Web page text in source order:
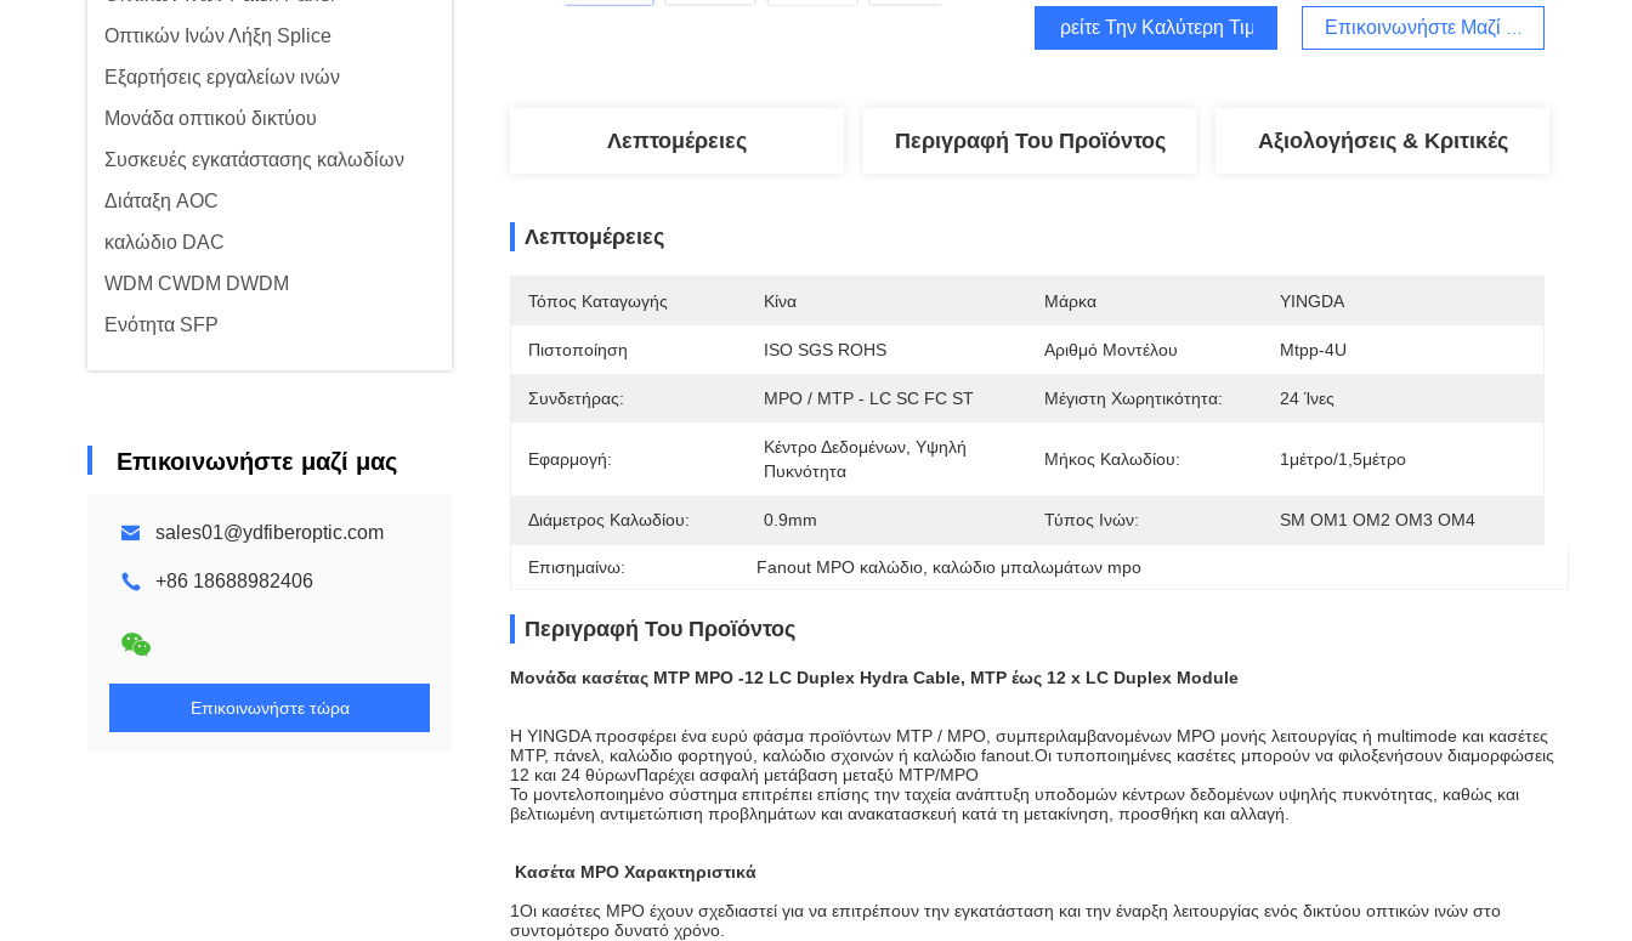
Οπτικών Ινών Λήξη Splice
Εξαρτήσεις εργαλείων ινών
Μονάδα οπτικού δικτύου
Συσκευές εγκατάστασης καλωδίων
Διάταξη AOC
καλώδιο DAC
WDM CWDM DWDM
Ενότητα SFP
Επικοινωνήστε μαζί μας
sales01@ydfiberoptic.com
+86 18688982406
Επικοινωνήστε τώρα
Βρείτε Την Καλύτερη Τιμή Επικοινωνήστε Μαζί Μας
Λεπτομέρειες Περιγραφή Του Προϊόντος Αξιολογήσεις & Κριτικές
Λεπτομέρειες
Τόπος Καταγωγής Κίνα Μάρκα YINGDA
Πιστοποίηση ISO SGS ROHS Αριθμό Μοντέλου Mtpp-4U
Συνδετήρας: MPO / MTP - LC SC FC ST Μέγιστη Χωρητικότητα: 24 Ίνες
Εφαρμογή:
Κέντρο Δεδομένων, Υψηλή
Πυκνότητα
Μήκος Καλωδίου: 1μέτρο/1,5μέτρο
Διάμετρος Καλωδίου: 0.9mm Τύπος Ινών: SM OM1 OM2 OM3 OM4
Επισημαίνω: Fanout MPO καλώδιο καλώδιο μπαλωμάτων mpo
Περιγραφή Του Προϊόντος
Μονάδα κασέτας MTP MPO -12 LC Duplex Hydra Cable, MTP έως 12 x LC Duplex Module
Η YINGDA προσφέρει ένα ευρύ φάσμα προϊόντων MTP / MPO, συμπεριλαμβανομένων MPO μονής λειτουργίας ή multimode και κασέτες
MTP, πάνελ, καλώδιο φορτηγού, καλώδιο σχοινών ή καλώδιο fanout.Οι τυποποιημένες κασέτες μπορούν να φιλοξενήσουν διαμορφώσεις
12 και 24 θύρωνΠαρέχει ασφαλή μετάβαση μεταξύ MTP/MPO
Το μοντελοποιημένο σύστημα επιτρέπει επίσης την ταχεία ανάπτυξη υποδομών κέντρων δεδομένων υψηλής πυκνότητας, καθώς και
βελτιωμένη αντιμετώπιση προβλημάτων και ανακατασκευή κατά τη μετακίνηση, προσθήκη και αλλαγή.
Κασέτα MPO Χαρακτηριστικά
1Οι κασέτες MPO έχουν σχεδιαστεί για να επιτρέπουν την εγκατάσταση και την έναρξη λειτουργίας ενός δικτύου οπτικών ινών στο
συντομότερο δυνατό χρόνο.